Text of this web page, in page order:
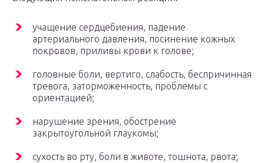
учащение сердцебиения, падение
артериального давления, посинение кожных
покровов, приливы крови к голове;
головные боли, вертиго, слабость, беспричинная
тревога, заторможенность, проблемы с
ориентацией;
нарушение зрения, обострение
закрытоугольной глаукомы;
сухость во рту, боли в животе, тошнота, рвота;